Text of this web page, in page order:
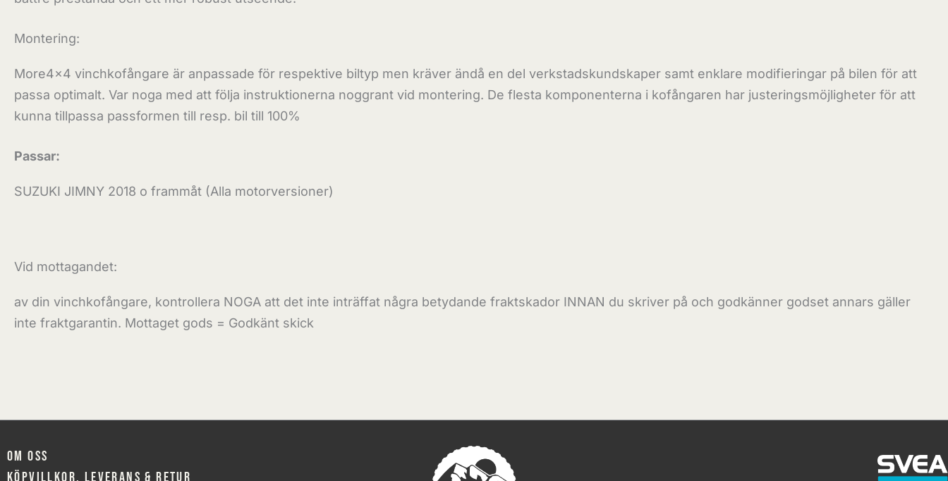
Montering:
More4x4 vinchkofångare är anpassade för respektive biltyp men kräver ändå en del verkstadskundskaper samt enklare modifieringar på bilen för att
passa optimalt. Var noga med att följa instruktionerna noggrant vid montering. De flesta komponenterna i kofångaren har justeringsmöjligheter för att
kunna tillpassa passformen till resp. bil till 100%
Passar:
SUZUKI JIMNY 2018 o frammåt (Alla motorversioner)
Vid mottagandet:
av din vinchkofångare, kontrollera NOGA att det inte inträffat några betydande fraktskador INNAN du skriver på och godkänner godset annars gäller
inte fraktgarantin. Mottaget gods = Godkänt skick
Om oss
Köpvillkor, leverans & retur